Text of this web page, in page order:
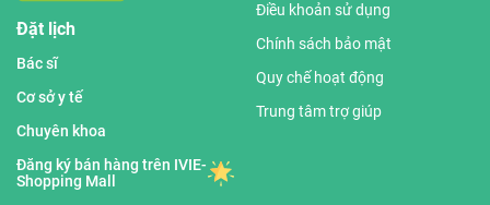
Đặt lịch
Bác sĩ
Cơ sở y tế
Chuyên khoa
Đăng ký bán hàng trên IVIE-
Shopping Mall
Điều khoản sử dụng
Chính sách bảo mật
Quy chế hoạt động
Trung tâm trợ giúp